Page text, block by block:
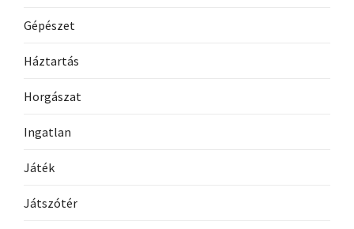
Gépészet
Háztartás
Horgászat
Ingatlan
Játék
Játszótér